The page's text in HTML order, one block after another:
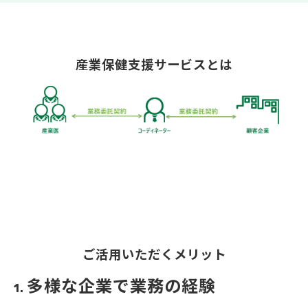
産業保健支援サービスとは
ご活用いただくメリット
1. 多様な企業で業務の経験